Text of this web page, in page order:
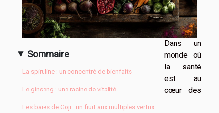
Sommaire
La spiruline : un concentré de bienfaits
Le ginseng : une racine de vitalité
Les baies de Goji : un fruit aux multiples vertus
Dans un
monde où
la santé
est au
cœur des